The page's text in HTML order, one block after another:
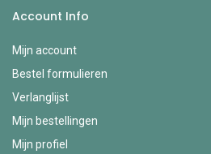
Account Info
Mijn account
Bestel formulieren
Verlanglijst
Mijn bestellingen
Mijn profiel